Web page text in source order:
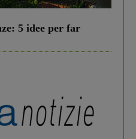
5 idee per far